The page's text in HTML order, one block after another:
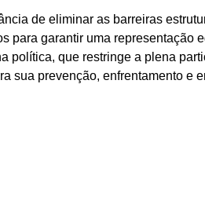
de eliminar as barreiras
para garantir uma representação
política, que restringe a plena
sua prevenção, enfrentamento e